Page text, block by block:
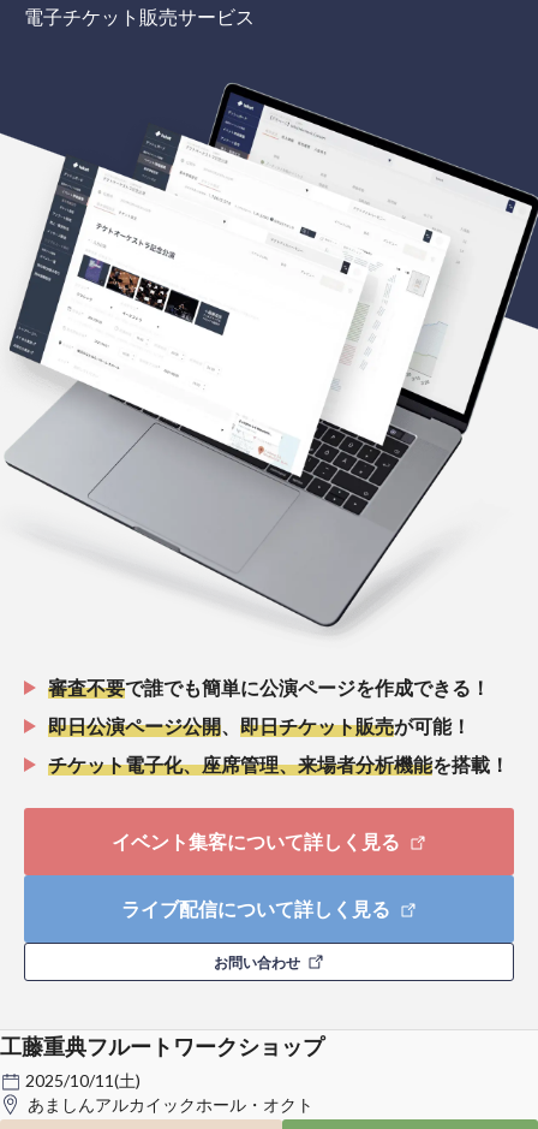
電子チケット販売サービス
審査不要で誰でも簡単に公演ページを作成できる！
即日公演ページ公開
即日チケット販売が可能！
チケット電子化、座席管理、来場者分析機能を搭載！
イベント集客について詳しく見る
ライブ配信について詳しく見る
お問い合わせ
工藤重典フルートワークショップ
2025/10/11(土)
あましんアルカイックホール・オクト